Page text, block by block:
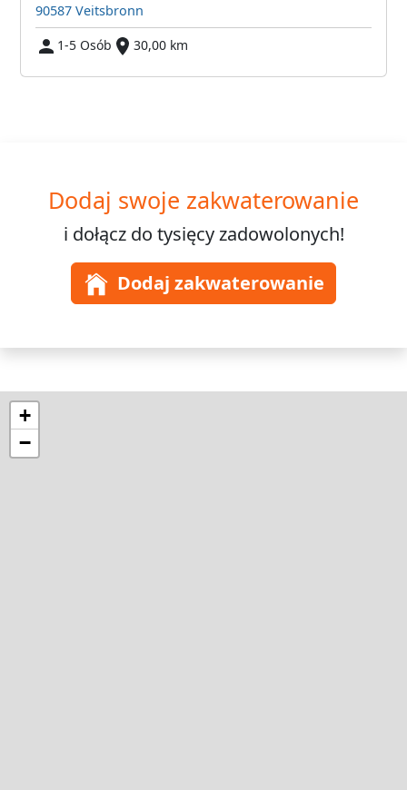
90587 Veitsbronn
1-5 Osób
30,00 km
Dodaj swoje zakwaterowanie
i dołącz do tysięcyzadowolonych!
Dodaj zakwaterowanie
+
−